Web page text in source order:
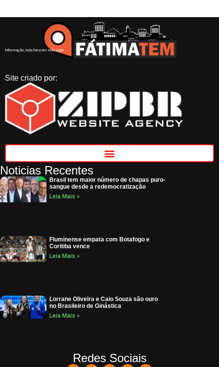
Informação, toda hora em todo lugar
Site criado por:
Noticias Recentes
Brasil tem maior número de chapas puro-
sangue desde a redemocratização
Leia Mais »
Fluminense empata com Botafogo e
Coritiba vence
Leia Mais »
Lorrane Oliveira e Caio Souza são ouro
no Brasileiro de Ginástica
Leia Mais »
Redes Sociais